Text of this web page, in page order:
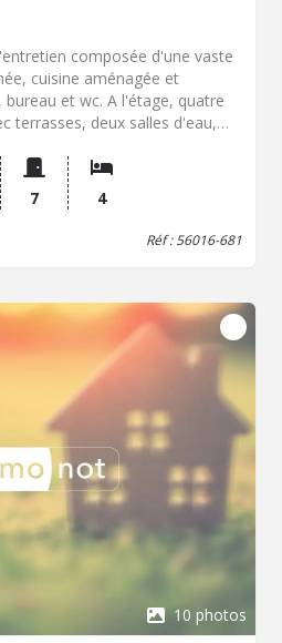
composée d'une vaste
cuisine aménagée et
et wc. A l'étage, quatre
terrasses, deux salles d'eau,
7 4
Réf : 56016-681
10 photos